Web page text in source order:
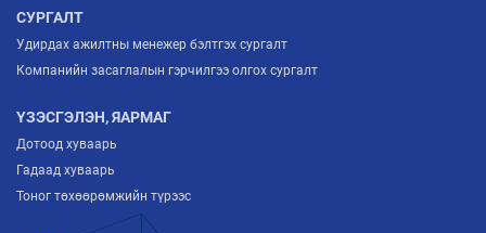
СУРГАЛТ
Удирдах ажилтны менежер бэлтгэх сургалт
Компанийн засаглалын гэрчилгээ олгох сургалт
ҮЗЭСГЭЛЭН, ЯАРМАГ
Дотоод хуваарь
Гадаад хуваарь
Тоног төхөөрөмжийн түрээс